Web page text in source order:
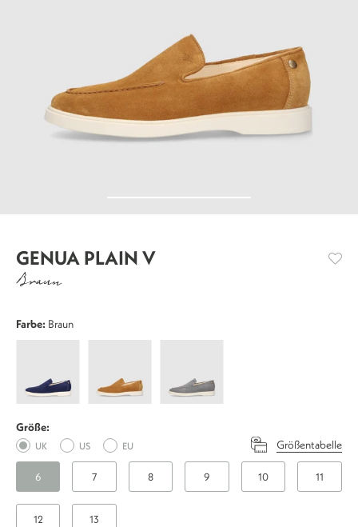
GENUA PLAIN V
Braun
Farbe: Braun
Blau
Größe:
UK US EU Größentabelle
6 7 8 9 10 11
12 13